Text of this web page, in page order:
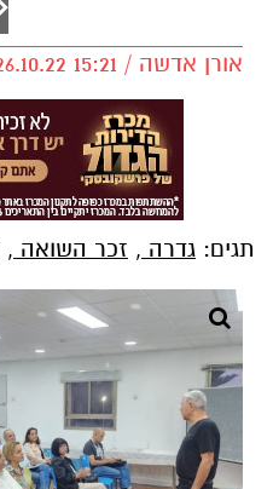
אורן אדשה / 15:21 26.10.22
תגים: גדרה , זכר השואה ,